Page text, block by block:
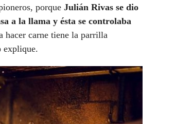
porque Julián Rivas se dio
a la llama y ésta se controlaba
hacer carne tiene la parrilla
explique.